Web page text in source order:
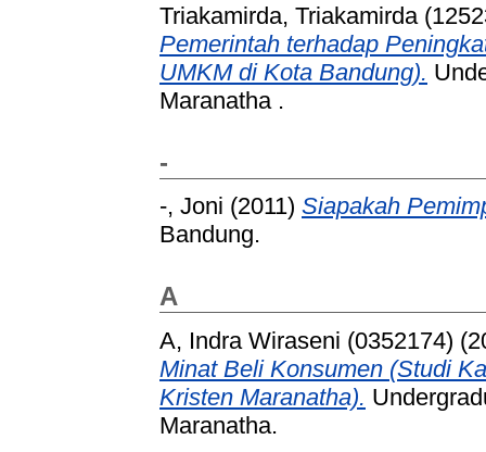
Triakamirda, Triakamirda
Pemerintah terhadap
UMKM di Kota Bandung).
Maranatha .
-
-, Joni (2011) Siapakah
Bandung.
A
A, Indra Wiraseni (0352174)
Minat Beli Konsumen (Studi
Kristen Maranatha).
Maranatha.